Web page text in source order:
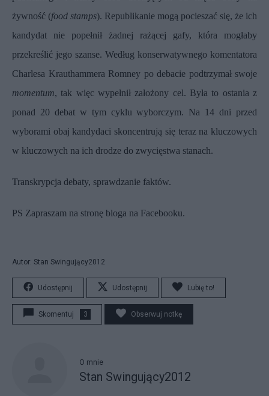
żywność (food stamps). Republikanie mogą pocieszać się, że ich
kandydat nie popełnił żadnej rażącej gafy, która mogłaby
przekreślić jego szanse. Według konserwatywnego komentatora
Charlesa Krauthammera Romney po debacie podtrzymał swoje
momentum, tak więc wypełnił założony cel. Była to ostania z
ponad 20 debat w tym cyklu wyborczym. Na 14 dni przed
wyborami obaj kandydaci skoncentrują się teraz na kluczowych
w kluczowych na ich drodze do zwycięstwa stanach.
Transkrypcja debaty, sprawdzanie faktów.
PS Zapraszam na stronę bloga na Facebooku.
Autor: Stan Swingujący2012
Udostępnij Udostępnij Lubię to!
Skomentuj 3 Obserwuj notkę
O mnie
Stan Swingujący2012